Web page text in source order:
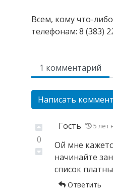
Всем, кому что-
телефонам: 8 (383)
1 комментарий
Написать
0
Гость 5 лет
Ой мне
начинайте
список
Ответить